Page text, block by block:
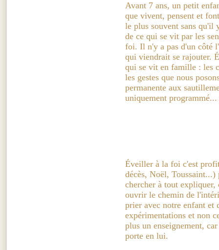
Avant 7 ans, un petit
que vivent, pensent et
le plus souvent sans qu'il
de ce qui se vit par les
foi. Il n'y a pas d'un côté
qui viendrait se rajouter.
qui se vit en famille : les
les gestes que nous
permanente aux
uniquement programmé...
Éveiller à la foi c'est
décès, Noël,
chercher à tout
ouvrir le chemin de
prier avec notre enfant et
expérimentations et non
plus un enseignement,
porte en lui.